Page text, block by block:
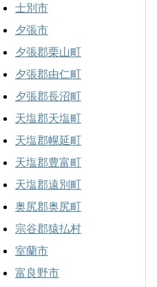
士別市
夕張市
夕張郡栗山町
夕張郡由仁町
夕張郡長沼町
天塩郡天塩町
天塩郡幌延町
天塩郡豊富町
天塩郡遠別町
奥尻郡奥尻町
宗谷郡猿払村
室蘭市
富良野市